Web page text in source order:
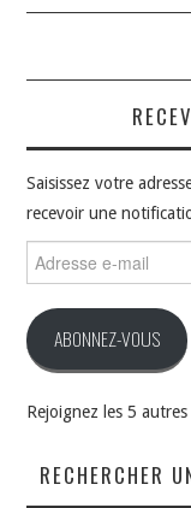
Saisissez votre
recevoir une
e-
ABONNEZ-VOUS
Rejoignez les 5
RECHERCHER